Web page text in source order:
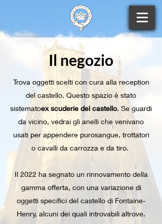
Il negozio
Trova oggetti scelti con cura alla reception
del castello. Questo spazio è stato
sistematoex scuderie del castello. Se guardi
da vicino, vedrai gli anelli che venivano
usati per appendere purosangue, trottatori
o cavalli da carrozza e da tiro.
Il 2022 ha segnato un rinnovamento della
gamma offerta, con una variazione di
oggetti specifici del castello di Fontaine-
Henry, alcuni dei quali introvabili altrove.